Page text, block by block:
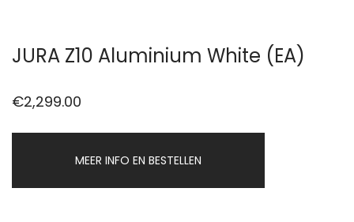
JURA Z10 Aluminium White (EA)
€2,299.00
MEER INFO EN BESTELLEN